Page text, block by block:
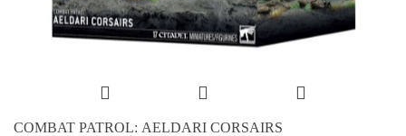
COMBAT PATROL: AELDARI CORSAIRS